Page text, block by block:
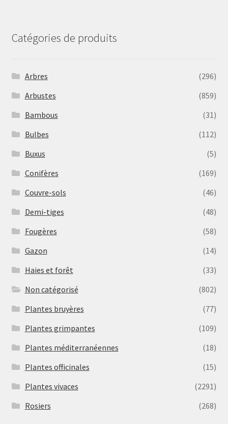
Catégories de produits
Arbres
(296)
Arbustes
(859)
Bambous
(31)
Bulbes
(112)
Buxus
(5)
Conifères
(169)
Couvre-sols
(46)
Demi-tiges
(48)
Fougères
(58)
Gazon
(14)
Haies et forêt
(33)
Non catégorisé
(802)
Plantes bruyères
(77)
Plantes grimpantes
(109)
Plantes méditerranéennes
(18)
Plantes officinales
(15)
Plantes vivaces
(2291)
Rosiers
(268)